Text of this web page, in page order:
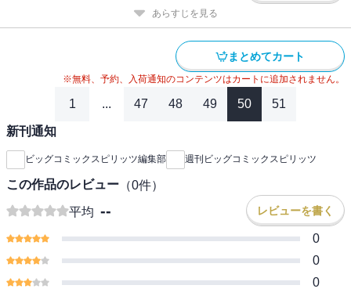
あらすじを見る
まとめてカート
※無料、予約、入荷通知のコンテンツはカートに追加されません。
1 ... 47 48 49 50 51
新刊通知
ビッグコミックスピリッツ編集部 週刊ビッグコミックスピリッツ
この作品のレビュー （0件）
平均 -- レビューを書く
0
0
0